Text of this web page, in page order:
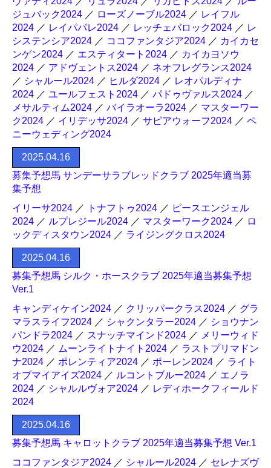
ジュバック2024 ／ ローズノーブル2024 ／ レイフル
2024 ／ レイパパレ2024 ／ レッチェバロック2024 ／ レ
システンシア2024 ／ ココファンタジア2024 ／ カイカセ
ンゲン2024 ／ エスティタート2024 ／ カイカヨソウ
2024 ／ アドヴェントス2024 ／ ネオフレグランス2024
／ シャルール2024 ／ ヒルダ2024 ／ レオパルディナ
2024 ／ ユールフェスト2024 ／ パドゥヴァルス2024 ／
メサルティム2024 ／ バイラオーラ2024 ／ マスターワー
ク2024 ／ イリデッサ2024 ／ サピアウォーフ2024 ／ ペ
ニーウェディング2024
2025.04.16
募集予想馬 サンデーサラブレッドクラブ 2025年適当募
集予想
イリーサ2024 ／ トナフトゥ2024 ／ ピースエンジェル
2024 ／ ルプレジール2024 ／ マスターワーク2024 ／ ロ
ックディスタウン2024 ／ ライジングクロス2024
2025.04.16
募集予想馬 シルク・ホースクラブ 2025年適当募集予想
Ver.1
キャンディケイン2024 ／ クリッパークラス2024 ／ グラ
マラスライフ2024 ／ シャクンタラー2024 ／ ショウナン
パンドラ2024 ／ スナッチマインド2024 ／ メリーウィド
ウ2024 ／ ムーンライトナイト2024 ／ ラストプリマドン
ナ2024 ／ ポレンティア2024 ／ ポーレン2024 ／ ライト
オブマイアイズ2024 ／ ルコントブルー2024 ／ エノラ
2024 ／ シャルルヴォア2024 ／ レディホークフィールド
2024
2025.04.16
募集予想馬 キャロットクラブ 2025年適当募集予想 Ver.1
ココファンタジア2024 ／ シャルール2024 ／ セレナズヴ